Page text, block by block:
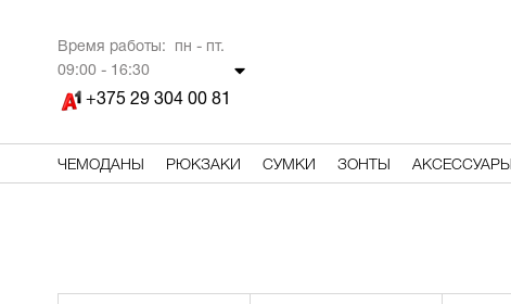
Время работы: пн - пт.
09:00 - 16:30
+375 29 304 00 81
ЧЕМОДАНЫ РЮКЗАКИ СУМКИ ЗОНТЫ АКСЕССУАРЫ